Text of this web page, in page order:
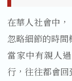
在華人社會中，
忽略細節的時間
當家中有親人
行，往往都會